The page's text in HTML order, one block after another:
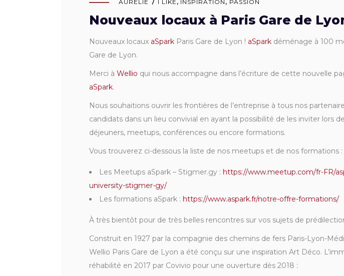
AURÉLIE I LIKE , INSPIRATION , PASSION
Nouveaux locaux à Paris Gare de
Nouveaux locaux aSpark Paris Gare de Lyon ! aSpark déménage à 100
Gare de Lyon.
Merci à Wellio qui nous accompagne dans l’écriture de cette nouvelle
aSpark.
Nous souhaitions ouvrir les frontières de l’entreprise à tous nos
candidats dans un lieu convivial en ayant la possibilité de les inviter lors
déjeuners, meetups, conférences ou encore formations.
Vous trouverez ci-dessous la liste de nos meetups et de nos formations :
Les Meetups aSpark – Stigmer.gy : https://www.meetup.com/fr-FR/
university-stigmer-gy/
Les formations aSpark : https://www.aspark.fr/notre-offre-formations/
À très bientôt pour de très belles rencontres sur vos sujets de
Construit en 1927 par la compagnie des chemins de fers Paris-Lyon-
Wellio Paris Gare de Lyon a été conçu sur une inspiration Art Déco.
réhabilité en 2017 par Covivio pour une ouverture dès 2018 :